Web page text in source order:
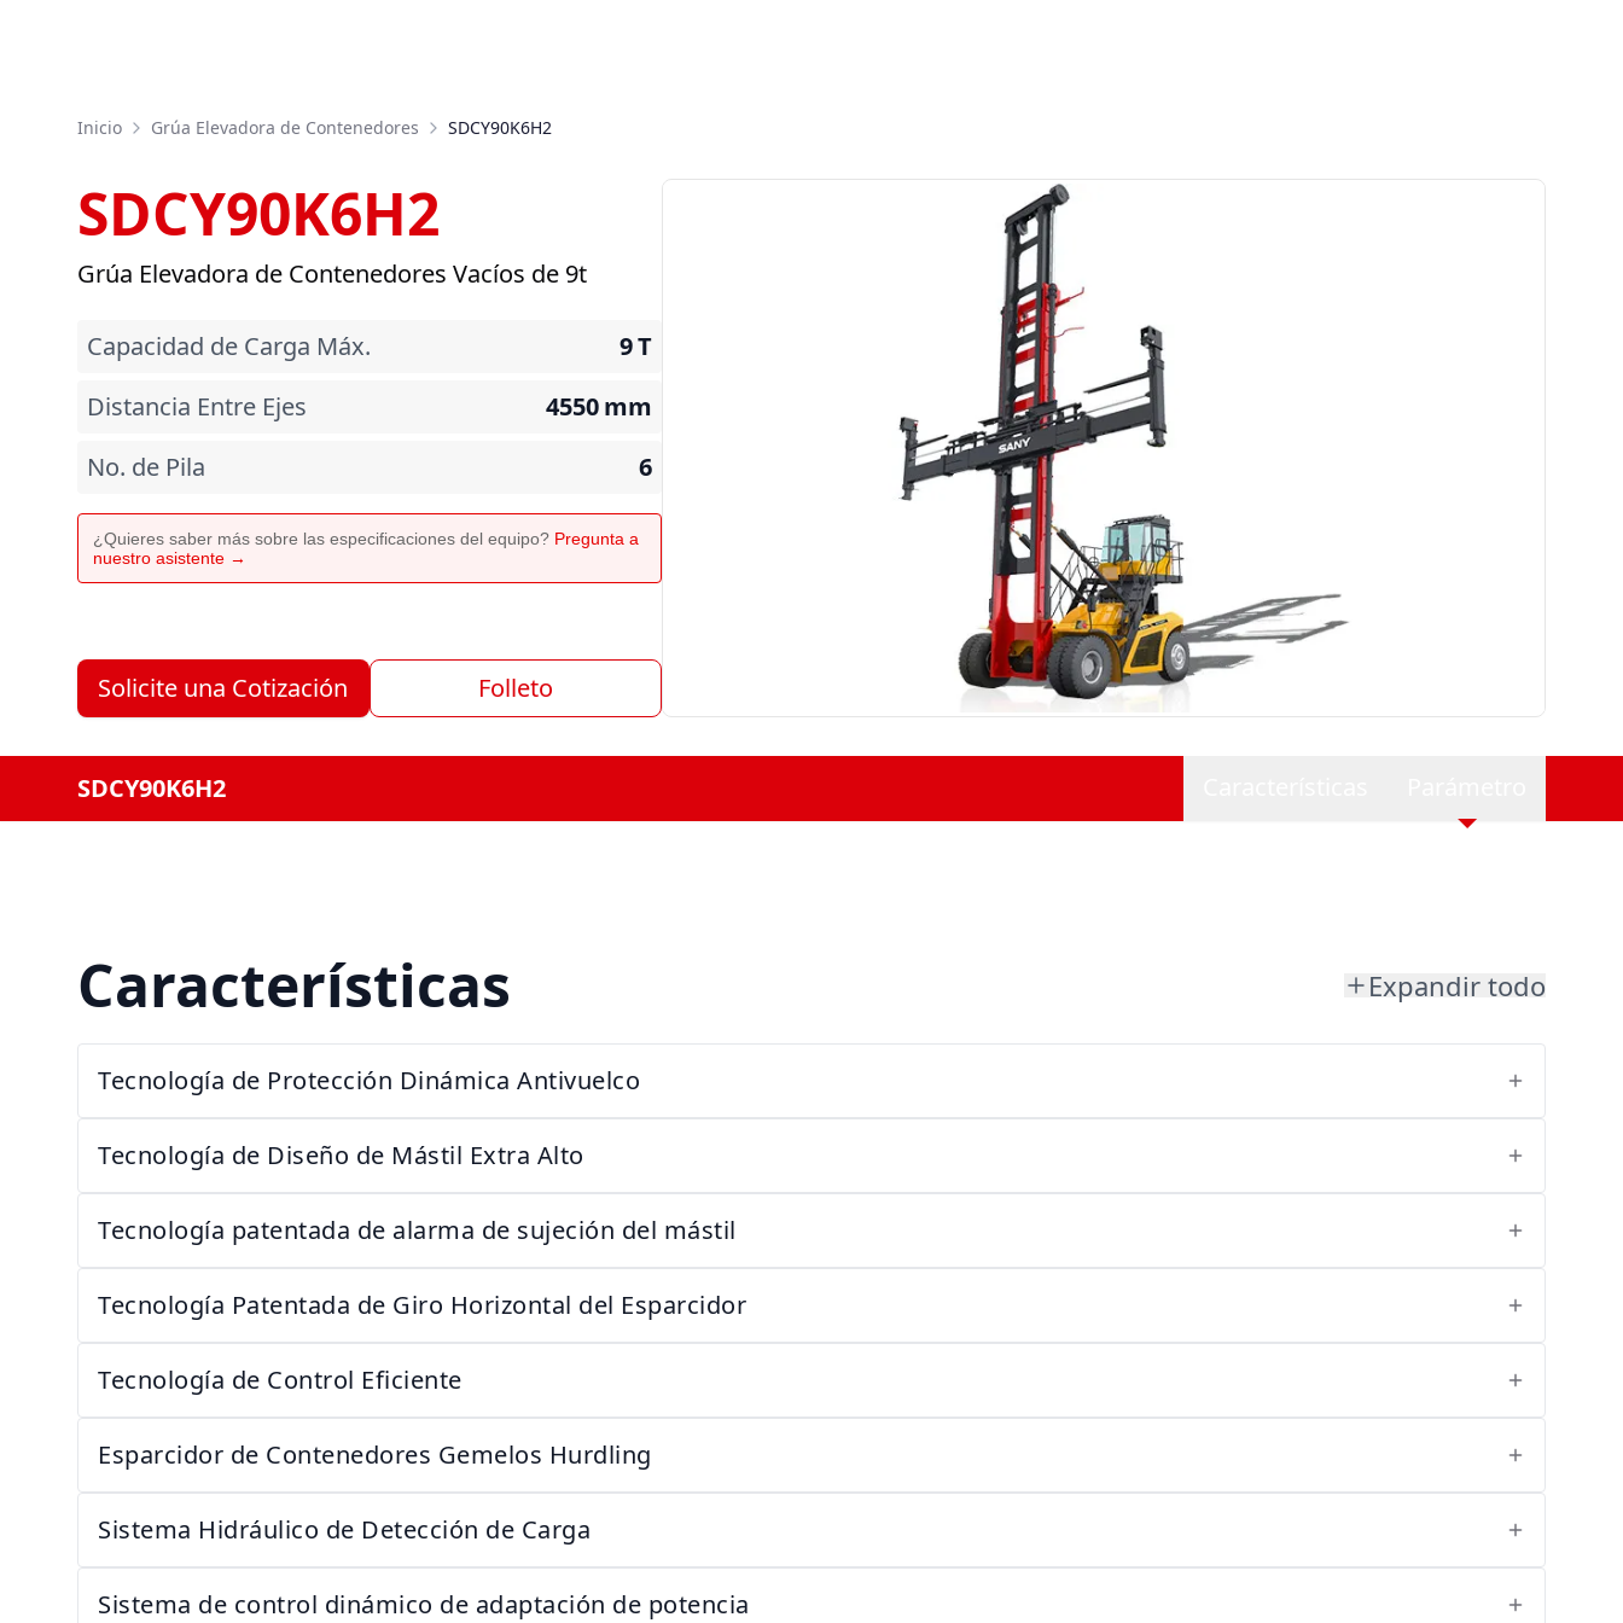
Inicio Grúa Elevadora de Contenedores SDCY90K6H2
SDCY90K6H2
Grúa Elevadora de Contenedores Vacíos de 9t
Capacidad de Carga Máx. 9T
Distancia Entre Ejes
4550mm
No. de Pila
6
¿Quieres saber más sobre las especificaciones del equipo? Pregunta a
nuestro asistente →
Solicite una Cotización Folleto
SDCY90K6H2
Características Expandir todo
Tecnología de Protección Dinámica Antivuelco
Tecnología de Diseño de Mástil Extra Alto
Tecnología patentada de alarma de sujeción del mástil
Tecnología Patentada de Giro Horizontal del Esparcidor
Tecnología de Control Eficiente
Esparcidor de Contenedores Gemelos Hurdling
Sistema Hidráulico de Detección de Carga
Sistema de control dinámico de adaptación de potencia